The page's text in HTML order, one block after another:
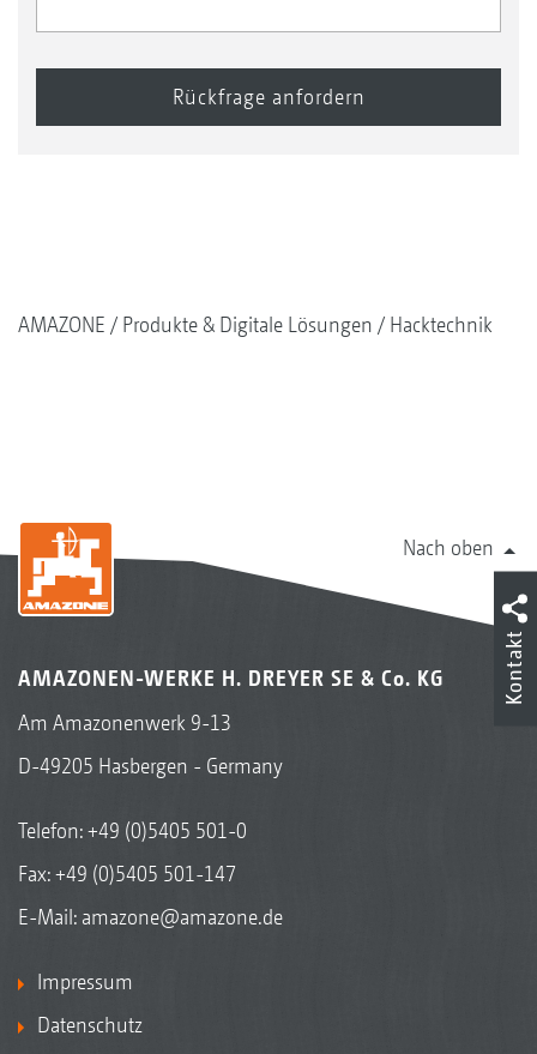
AMAZONE Produkte & Digitale Lösungen Hacktechnik
Nach oben
AMAZONEN-WERKE H. DREYER SE & Co. KG
Am Amazonenwerk 9-13
D-49205 Hasbergen - Germany
Telefon:+49 (0)5405 501-0
Fax: +49 (0)5405 501-147
E-Mail: amazone@amazone.de
Impressum
Datenschutz
Kontakt